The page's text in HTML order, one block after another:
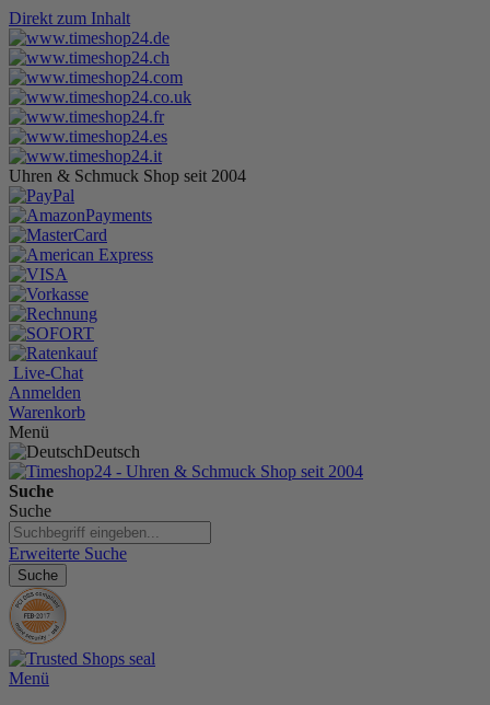
Direkt zum Inhalt
Uhren & Schmuck Shop seit 2004
Live-Chat
Anmelden
Warenkorb
Menü
Deutsch
Suche
Suche
Erweiterte Suche
Suche
Menü